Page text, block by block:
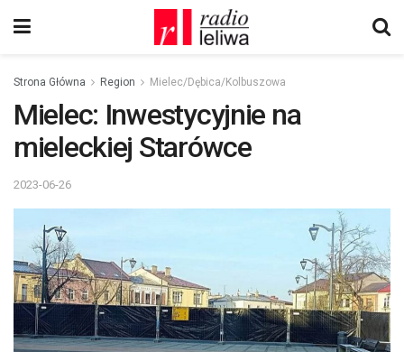
Strona Główna Region Mielec/Dębica/Kolbuszowa
Mielec: Inwestycyjnie na
mieleckiej Starówce
2023-06-26